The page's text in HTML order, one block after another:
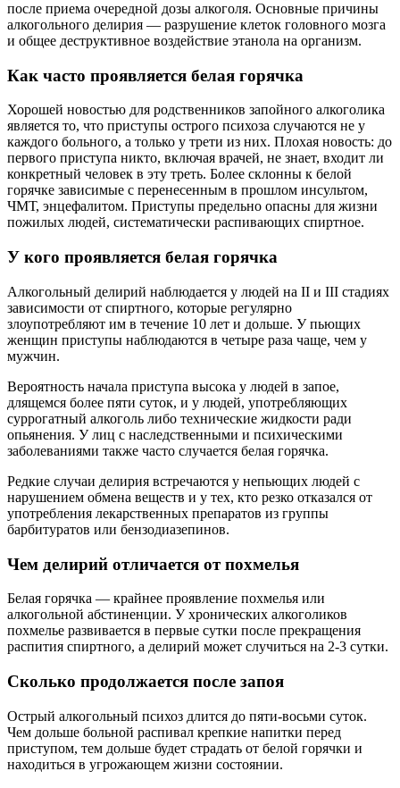
после приема очередной дозы алкоголя. Основные причины
алкогольного делирия — разрушение клеток головного мозга
и общее деструктивное воздействие этанола на организм.
Как часто проявляется белая горячка
Хорошей новостью для родственников запойного алкоголика
является то, что приступы острого психоза случаются не у
каждого больного, а только у трети из них. Плохая новость: до
первого приступа никто, включая врачей, не знает, входит ли
конкретный человек в эту треть. Более склонны к белой
горячке зависимые с перенесенным в прошлом инсультом,
ЧМТ, энцефалитом. Приступы предельно опасны для жизни
пожилых людей, систематически распивающих спиртное.
У кого проявляется белая горячка
Алкогольный делирий наблюдается у людей на II и III стадиях
зависимости от спиртного, которые регулярно
злоупотребляют им в течение 10 лет и дольше. У пьющих
женщин приступы наблюдаются в четыре раза чаще, чем у
мужчин.
Вероятность начала приступа высока у людей в запое,
длящемся более пяти суток, и у людей, употребляющих
суррогатный алкоголь либо технические жидкости ради
опьянения. У лиц с наследственными и психическими
заболеваниями также часто случается белая горячка.
Редкие случаи делирия встречаются у непьющих людей с
нарушением обмена веществ и у тех, кто резко отказался от
употребления лекарственных препаратов из группы
барбитуратов или бензодиазепинов.
Чем делирий отличается от похмелья
Белая горячка — крайнее проявление похмелья или
алкогольной абстиненции. У хронических алкоголиков
похмелье развивается в первые сутки после прекращения
распития спиртного, а делирий может случиться на 2-3 сутки.
Сколько продолжается после запоя
Острый алкогольный психоз длится до пяти-восьми суток.
Чем дольше больной распивал крепкие напитки перед
приступом, тем дольше будет страдать от белой горячки и
находиться в угрожающем жизни состоянии.